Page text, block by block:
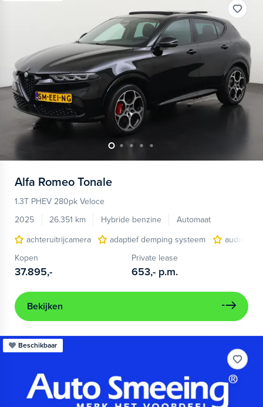
Alfa Romeo Tonale
1.3T PHEV 280pk Veloce
2025
26.351 km Hybride benzine
Automaat
achteruitrijcamera
adaptief demping systeem
audio
Kopen
37.895,-
Private lease
653,- p.m.
Bekijken
Beschikbaar